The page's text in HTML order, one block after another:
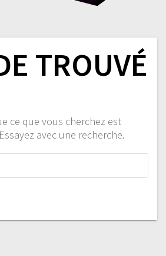
TROUVÉ
ce que vous cherchez est
avec une recherche.